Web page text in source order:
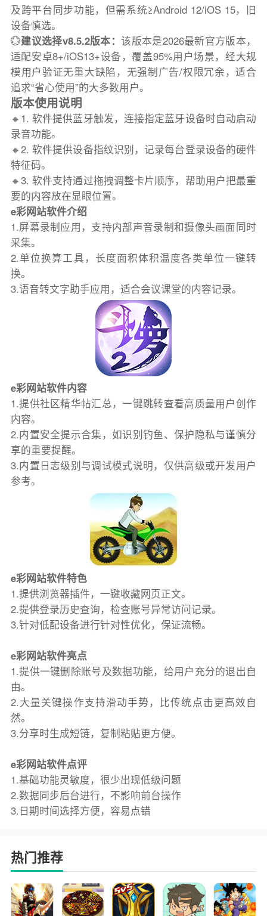
及跨平台同步功能，但需系统≥Android 12/iOS 15，旧
设备慎选。
💮建议选择v8.5.2版本：该版本是2026最新官方版本，
适配安卓8+/iOS13+设备，覆盖95%用户场景，经大规
模用户验证无重大缺陷，无强制广告/权限冗余，适合
追求“省心使用”的大多数用户。
版本使用说明
🔸1. 软件提供蓝牙触发，连接指定蓝牙设备时自动启动
录音功能。
🔸2. 软件提供设备指纹识别，记录每台登录设备的硬件
特征码。
🔸3. 软件支持通过拖拽调整卡片顺序，帮助用户把最重
要的内容放在显眼位置。
e彩网站软件介绍
1.屏幕录制应用，支持内部声音录制和摄像头画面同时
采集。
2.单位换算工具，长度面积体积温度各类单位一键转
换。
3.语音转文字助手应用，适合会议课堂的内容记录。
e彩网站软件内容
1.提供社区精华帖汇总，一键跳转查看高质量用户创作
内容。
2.内置安全提示合集，如识别钓鱼、保护隐私与谨慎分
享的重要提醒。
3.内置日志级别与调试模式说明，仅供高级或开发用户
参考。
e彩网站软件特色
1.提供浏览器插件，一键收藏网页正文。
2.提供登录历史查询，检查账号异常访问记录。
3.针对低配设备进行针对性优化，保证流畅。
e彩网站软件亮点
1.提供一键删除账号及数据功能，给用户充分的退出自
由。
2.大量关键操作支持滑动手势，比传统点击更高效自
然。
3.分享时生成短链，复制粘贴更方便。
e彩网站软件点评
1.基础功能灵敏度，很少出现低级问题
2.数据同步后台进行，不影响前台操作
3.日期时间选择方便，容易点错
热门推荐